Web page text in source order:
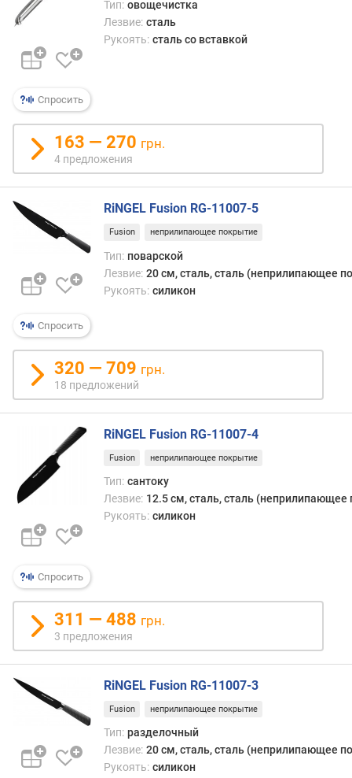
Спросить
Тип: овощечистка
Лезвие: сталь
Рукоять: сталь со вставкой
163 — 270 грн.
4 предложения
Спросить
RiNGEL Fusion RG-11007-5
Fusion неприлипающее покрытие
Тип: поварской
Лезвие: 20 см, сталь, сталь (неприлипающее
Рукоять: силикон
320 — 709 грн.
18 предложений
Спросить
RiNGEL Fusion RG-11007-4
Fusion неприлипающее покрытие
Тип: сантоку
Лезвие: 12.5 см, сталь, сталь (неприлипающее
Рукоять: силикон
311 — 488 грн.
3 предложения
RiNGEL Fusion RG-11007-3
Fusion неприлипающее покрытие
Тип: разделочный
Лезвие: 20 см, сталь, сталь (неприлипающее
Рукоять: силикон